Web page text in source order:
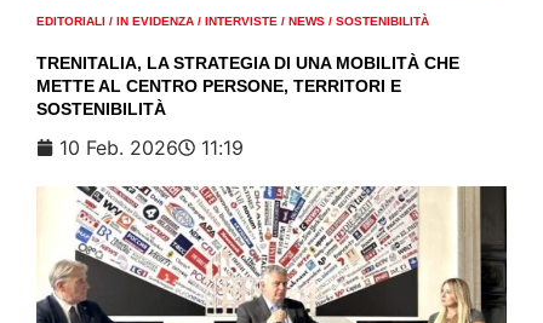
EDITORIALI / IN EVIDENZA / INTERVISTE / NEWS / SOSTENIBILITÀ
TRENITALIA, LA STRATEGIA DI UNA MOBILITÀ CHE
METTE AL CENTRO PERSONE, TERRITORI E
SOSTENIBILITÀ
10 Feb. 2026 11:19